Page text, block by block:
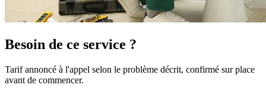
Besoin de ce service ?
Tarif annoncé à l'appel selon le problème décrit, confirmé sur place
avant de commencer.